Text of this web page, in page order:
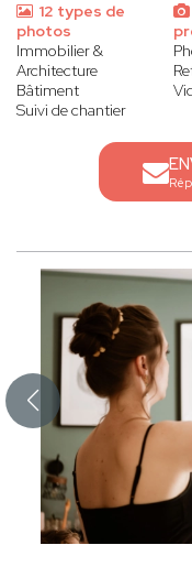
12 types de
photos
Immobilier &
Architecture
Bâtiment
Suivi de chantier